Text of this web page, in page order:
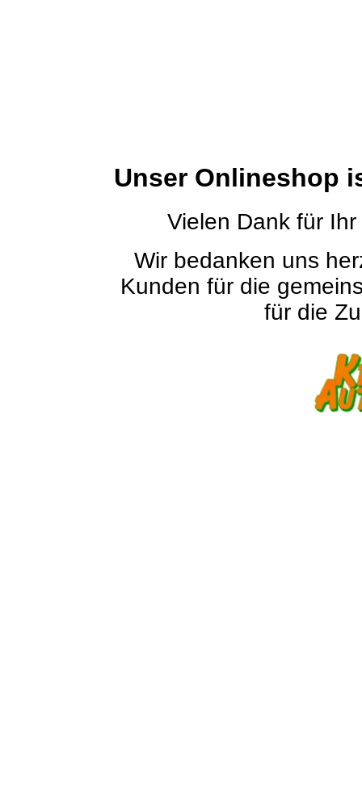
Unser Onlineshop
Vielen Dank für
Wir bedanken uns
Kunden für die
für die